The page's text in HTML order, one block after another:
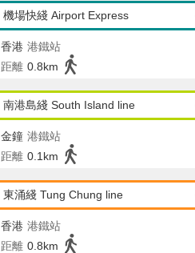
機場快綫 Airport Express
香港 港鐵站
距離 0.8km
南港島綫 South Island line
金鐘 港鐵站
距離 0.1km
東涌綫 Tung Chung line
香港 港鐵站
距離 0.8km